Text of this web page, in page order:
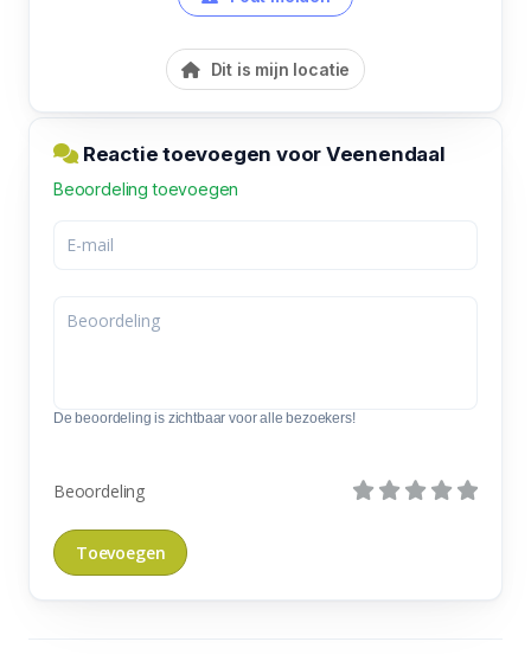
Dit is mijn locatie
Reactie toevoegen voor Veenendaal
Beoordeling toevoegen
De beoordeling is zichtbaar voor alle bezoekers!
Beoordeling